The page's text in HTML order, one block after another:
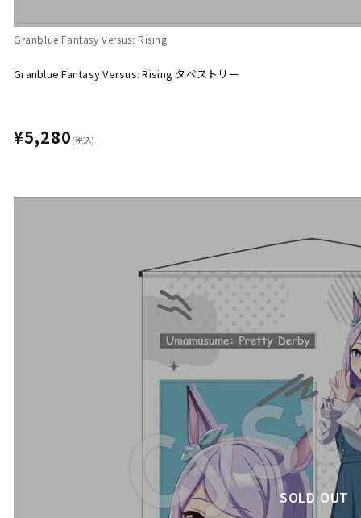
Granblue Fantasy Versus: Rising
Granblue Fantasy Versus: Rising タペストリー
¥5,280 (税込)
SOLD OUT